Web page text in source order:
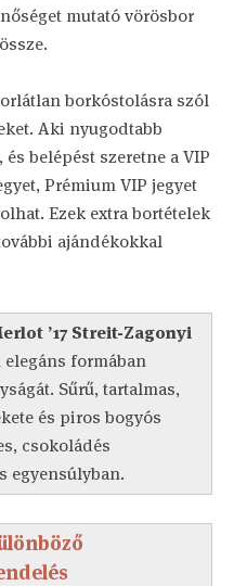
mutató vörösbor
borkóstolásra szól
Aki nyugodtabb
belépést szeretne a VIP
Prémium VIP jegyet
Ezek extra bortételek
ajándékokkal
’17 Streit-Zagonyi
elegáns formában
Sűrű, tartalmas,
és piros bogyós
csokoládés
egyensúlyban.